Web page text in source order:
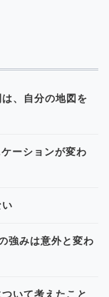
、自分の地図を
ーションが変わ
い
強みは意外と変わ
いて考えたこと